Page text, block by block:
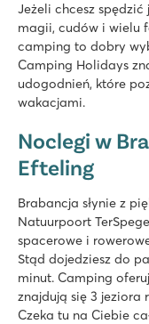
Ogrzewany kryty
Piękna lokalizacja
Zaledwie 8 minut
Jeżeli chcesz
magii, cudów i wielu
camping to dobry
Camping Holidays
udogodnień, które
wakacjami.
Noclegi w
Efteling
Brabancja słynie z
Natuurpoort
spacerowe i
Stąd dojedziesz do
minut. Camping
znajdują się 3 jeziora
Czeka tu na Ciebie